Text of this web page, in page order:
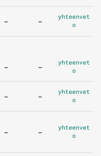
- -
yhteenvet
o
- -
yhteenvet
o
- -
yhteenvet
o
- -
yhteenvet
o